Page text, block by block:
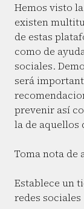
Hemos visto
existen
de estas
como de
sociales.
será
prevenir así
la de aquellos
Toma nota de
Establece un
redes sociales